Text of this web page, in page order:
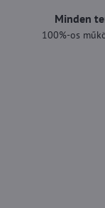
Minden
100%-os